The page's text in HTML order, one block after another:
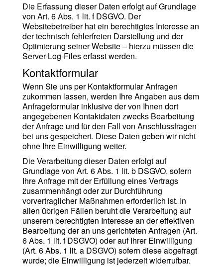
Die Erfassung dieser Daten erfolgt auf Grundlage
von Art. 6 Abs. 1 lit. f DSGVO. Der
Websitebetreiber hat ein berechtigtes Interesse an
der technisch fehlerfreien Darstellung und der
Optimierung seiner Website – hierzu müssen die
Server-Log-Files erfasst werden.
Kontaktformular
Wenn Sie uns per Kontaktformular Anfragen
zukommen lassen, werden Ihre Angaben aus dem
Anfrageformular inklusive der von Ihnen dort
angegebenen Kontaktdaten zwecks Bearbeitung
der Anfrage und für den Fall von Anschlussfragen
bei uns gespeichert. Diese Daten geben wir nicht
ohne Ihre Einwilligung weiter.
Die Verarbeitung dieser Daten erfolgt auf
Grundlage von Art. 6 Abs. 1 lit. b DSGVO, sofern
Ihre Anfrage mit der Erfüllung eines Vertrags
zusammenhängt oder zur Durchführung
vorvertraglicher Maßnahmen erforderlich ist. In
allen übrigen Fällen beruht die Verarbeitung auf
unserem berechtigten Interesse an der effektiven
Bearbeitung der an uns gerichteten Anfragen (Art.
6 Abs. 1 lit. f DSGVO) oder auf Ihrer Einwilligung
(Art. 6 Abs. 1 lit. a DSGVO) sofern diese abgefragt
wurde; die Einwilligung ist jederzeit widerrufbar.